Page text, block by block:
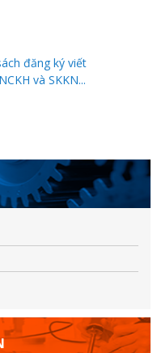
đăng ký viết
và SKKN...